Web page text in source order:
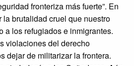
fronteriza más fuerte”. En
brutalidad cruel que nuestro
a los refugiados e inmigrantes.
violaciones del derecho
dejar de militarizar la frontera.